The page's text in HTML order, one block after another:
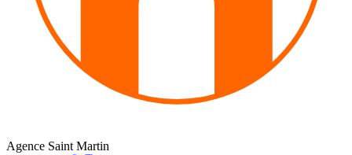
Agence Saint Martin